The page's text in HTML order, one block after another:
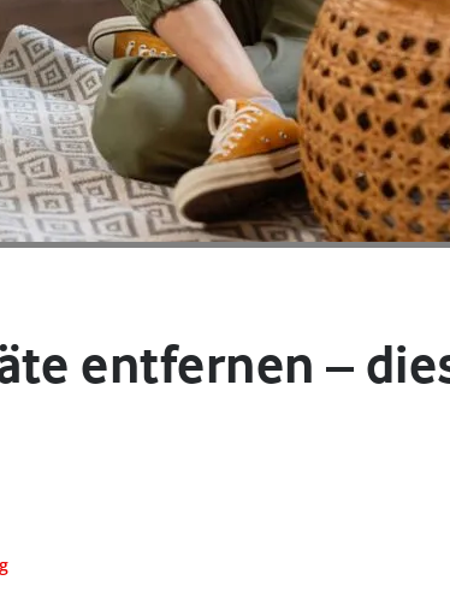
entfernen –